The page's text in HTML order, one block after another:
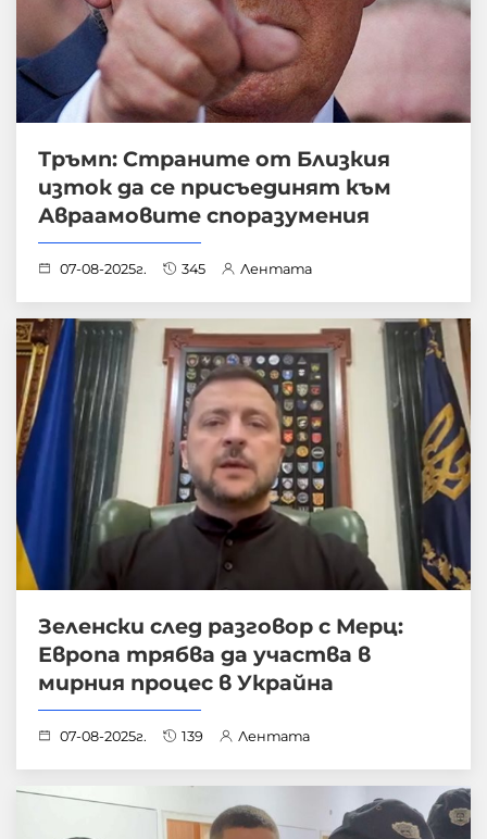
Тръмп: Страните от Близкия
изток да се присъединят към
Авраамовите споразумения
07-08-2025г. 345 Лентата
Зеленски след разговор с Мерц:
Европа трябва да участва в
мирния процес в Украйна
07-08-2025г. 139 Лентата